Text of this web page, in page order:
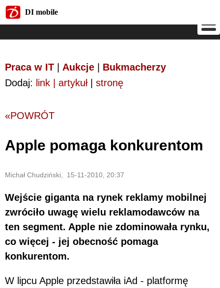
DI mobile
Praca w IT Aukcje
Bukmacherzy
Dodaj: link | artykuł| stronę
«POWRÓT
Apple pomaga konkurentom
Michał Chudziński, 15-11-2010, 20:37
Wejście giganta na rynek reklamy mobilnej
zwróciło uwagę wielu reklamodawców na
ten segment. Apple nie zdominowała rynku,
co więcej - jej obecność pomaga
konkurentom.
W lipcu Apple przedstawiła iAd - platformę
DI mobile